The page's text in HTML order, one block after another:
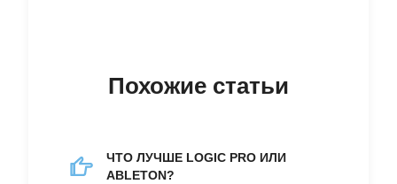
Похожие статьи
ЧТО ЛУЧШЕ LOGIC PRO ИЛИ
ABLETON?